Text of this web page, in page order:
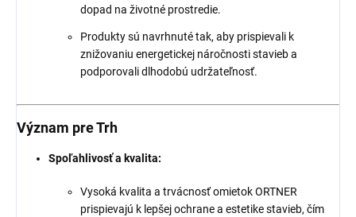
dopad na životné prostredie.
Produkty sú navrhnuté tak, aby prispievali k
znižovaniu energetickej náročnosti stavieb a
podporovali dlhodobú udržateľnosť.
Význam pre Trh
Spoľahlivosť a kvalita:
Vysoká kvalita a trvácnosť omietok ORTNER
prispievajú k lepšej ochrane a estetike stavieb, čím